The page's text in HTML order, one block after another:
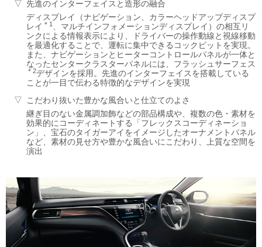
先進のインターフェイスと造形の融合
ディスプレイ（ナビゲーション、カラーヘッドアップディスプ
レイ ＊1
、マルチインフォメーションディスプレイ）の相互リ
ンクによる情報表示により、ドライバーの操作動線と視線移動
を最適化することで、運転に集中できるコックピットを実現。
また、ナビゲーションとヒーターコントロールパネルが一体と
なったセンタークラスターパネルには、フラッシュサーフェス
＊2デザインを採用。先進のインターフェイスを搭載している
ことが一目で伝わる特徴的なデザインを実現
こだわり抜いた豊かな風合いと仕立てのよさ
継ぎ目のない金属調加飾などの部品構成や、複数の色・素材を
効果的にコーディネートする「フレックスコーディネーショ
ン」、宝石のタイガーアイをイメージしたオーナメントパネル
など、素材の見せ方や豊かな風合いにこだわり、上質な空間を
演出